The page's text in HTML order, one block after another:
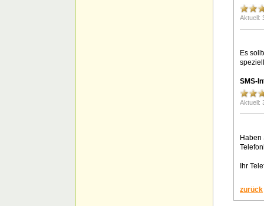
Aktuell:
Es
SMS-
Aktuell:
Haben
Ihr
zurück